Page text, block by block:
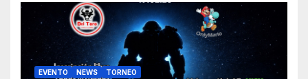
EVENTO NEWS TORNEO